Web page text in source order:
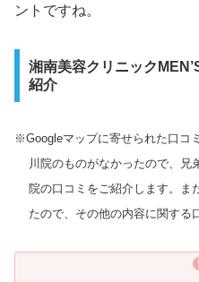
ントですね。
湘南美容クリニック
紹介
※Googleマップに寄せられた口コ
川院のものがなかったので、兄
院の口コミをご紹介します。ま
たので、その他の内容に関する